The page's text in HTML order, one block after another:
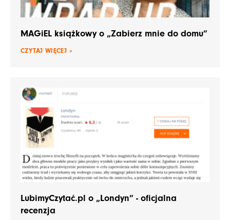
MAGiEL książkowy o „Zabierz mnie do domu”
CZYTAJ WIĘCEJ »
LubimyCzytać.pl o „Londyn” - oficjalna
recenzja